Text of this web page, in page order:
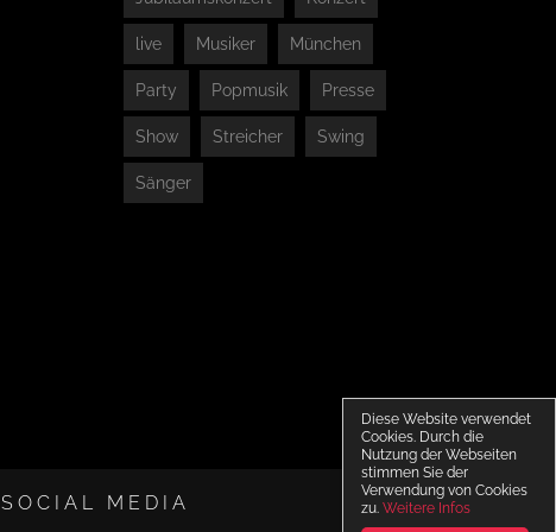
live Musiker München
Party Popmusik Presse
Show Streicher Swing
Sänger
SOCIAL MEDIA
Diese Website verwendet
Cookies. Durch die
Nutzung der Webseiten
stimmen Sie der
Verwendung von Cookies
zu. Weitere Infos